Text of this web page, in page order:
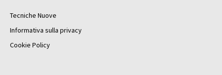
Tecniche Nuove
Informativa sulla privacy
Cookie Policy